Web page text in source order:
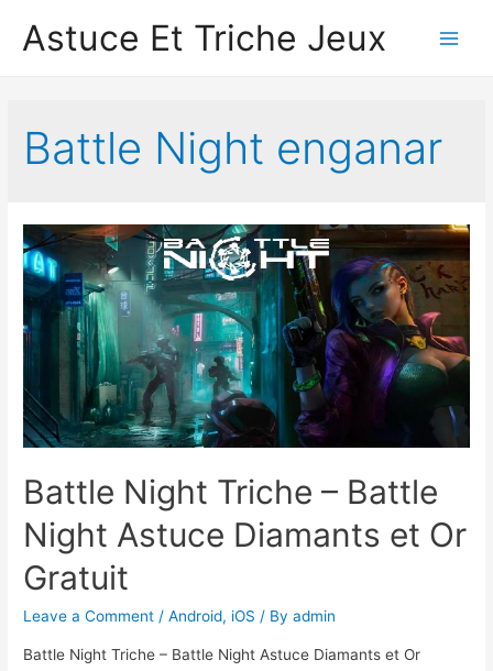
Astuce Et Triche Jeux
Battle Night enganar
Battle Night Triche – Battle
Night Astuce Diamants et Or
Gratuit
Leave a Comment /Android, iOS / Byadmin
Battle Night Triche – Battle Night Astuce Diamants et Or